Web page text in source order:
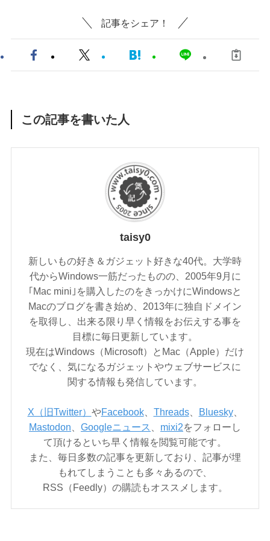
記事をシェア！
この記事を書いた人
taisy0
新しいもの好き＆ガジェット好きな40代。大学時
代からWindows一筋だったものの、2005年9月に
｢Mac mini｣を購入したのをきっかけにWindowsと
Macのブログを書き始め、2013年に独自ドメイン
を取得し、出来る限り早く情報をお伝えする事を
目標に毎日更新しています。
現在はWindows（Microsoft）とMac（Apple）だけ
でなく、気になるガジェットやウェブサービスに
関する情報も発信しています。
X（旧Twitter） やFacebook、 Threads、 Bluesky、
Mastodon
Googleニュース mixi2をフォローし
て頂けるといち早く情報を閲覧可能です。
また、毎日多数の記事を更新しており、記事が埋
もれてしまうことも多々あるので、
RSS（Feedly）の購読もオススメします。